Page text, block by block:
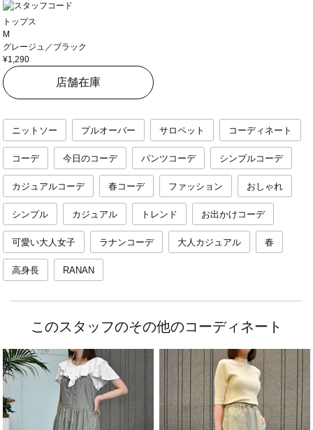
トップス
M
グレージュ／ブラック
¥1,290
店舗在庫
ニットソー プルオーバー サロペット コーディネート
コーデ 今日のコーデ パンツコーデ シンプルコーデ
カジュアルコーデ 春コーデ ファッション おしゃれ
シンプル カジュアル トレンド お出かけコーデ
可愛い大人女子 ラナンコーデ 大人カジュアル 春
高身長 RANAN
このスタッフのその他のコーディネート